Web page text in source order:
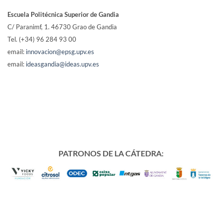
Escuela Politécnica Superior de Gandia
C/ Paranimf, 1. 46730 Grao de Gandia
Tel. (+34) 96 284 93 00
email: innovacion@epsg.upv.es
email: ideasgandia@ideas.upv.es
PATRONOS DE LA CÁTEDRA: